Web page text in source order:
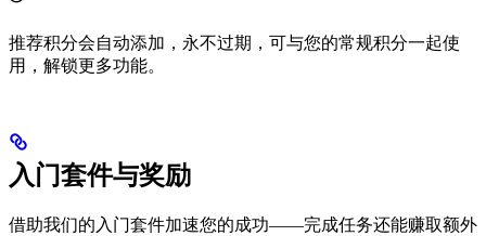
推荐积分会自动添加，永不过期，可与您的常规积分一起使
用，解锁更多功能。
入门套件与奖励
借助我们的入门套件加速您的成功——完成任务还能赚取额外